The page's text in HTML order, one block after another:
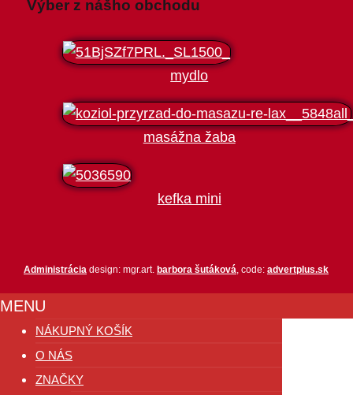
Výber z nášho obchodu
mydlo
masážna žaba
kefka mini
Administrácia design: mgr.art. barbora šutáková , code: advertplus.sk
MENU
NÁKUPNÝ KOŠÍK
O NÁS
ZNAČKY